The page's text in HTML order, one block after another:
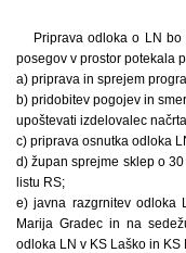
Priprava odloka o LN
posegov v prostor potekala
a) priprava in sprejem
b) pridobitev pogojev in
upoštevati izdelovalec
c) priprava osnutka odloka
d) župan sprejme sklep o
listu RS;
e) javna razgrnitev odloka
Marija Gradec in na
odloka LN v KS Laško in KS